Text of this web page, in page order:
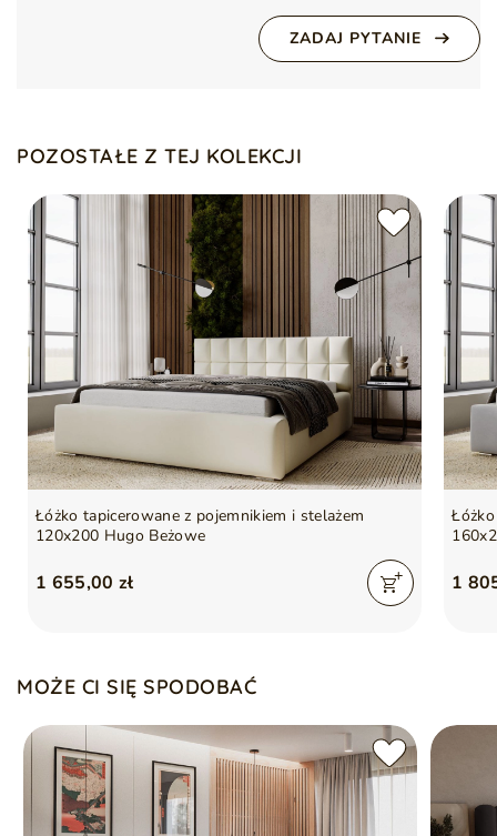
Srebrny
montażu
Ilość paczek
Nóżki Chromowane
Stan Nowy
Zagłówek
Szuflady Nie
za ten produkt na terenie
GrainGold Sp z o.o.
Gwarancja producenta na 2 lata
Symbol5905242928202
SeriaHUGO
Zielony – Amor 4326
Dodatkowe informacje:
Drewniana rama w zestawie
Pojemny schowek na pościel
Wzmocniona rama łóżka z podnośnikami
Chromowane nóżki
Wezgłowie obite czarną tkaniną Wigofil
Bez materaca
ZADAJ PYTANIE
POZOSTAŁE Z TEJ KOLEKCJI
Łóżko tapicerowane z pojemnikiem i stelażem
120x200 Hugo Beżowe
1 655,00 zł 1
MOŻE CI SIĘ SPODOBAĆ